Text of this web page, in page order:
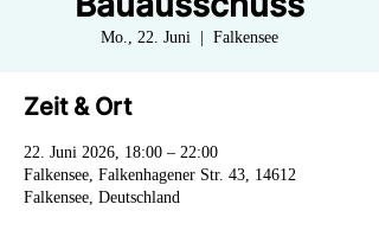
Mo., 22. Juni Falkensee
Zeit & Ort
22. Juni 2026, 18:00 – 22:00
Falkensee, Falkenhagener Str. 43, 14612
Falkensee, Deutschland